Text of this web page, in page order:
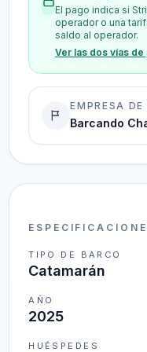
TIPO DE BARCO
Catamarán
AÑO
2025
HUÉSPEDES
El pago indica si
operador o una
saldo al operador.
Ver las dos vías de
EMPRESA
Barcando